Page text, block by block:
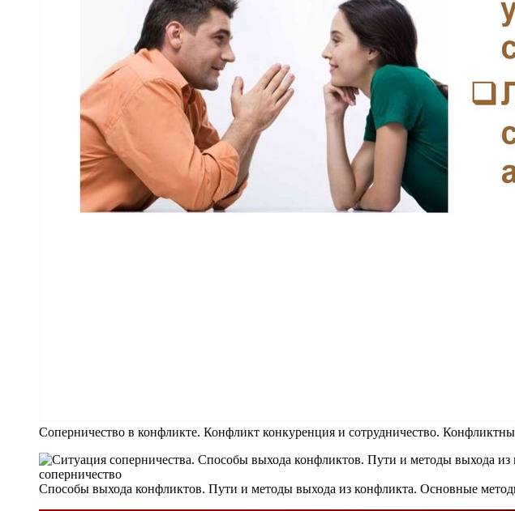
Соперничество в конфликте. Конфликт конкуренция и сотрудничество.
Способы выхода конфликтов. Пути и методы выхода из конфликта. Основные